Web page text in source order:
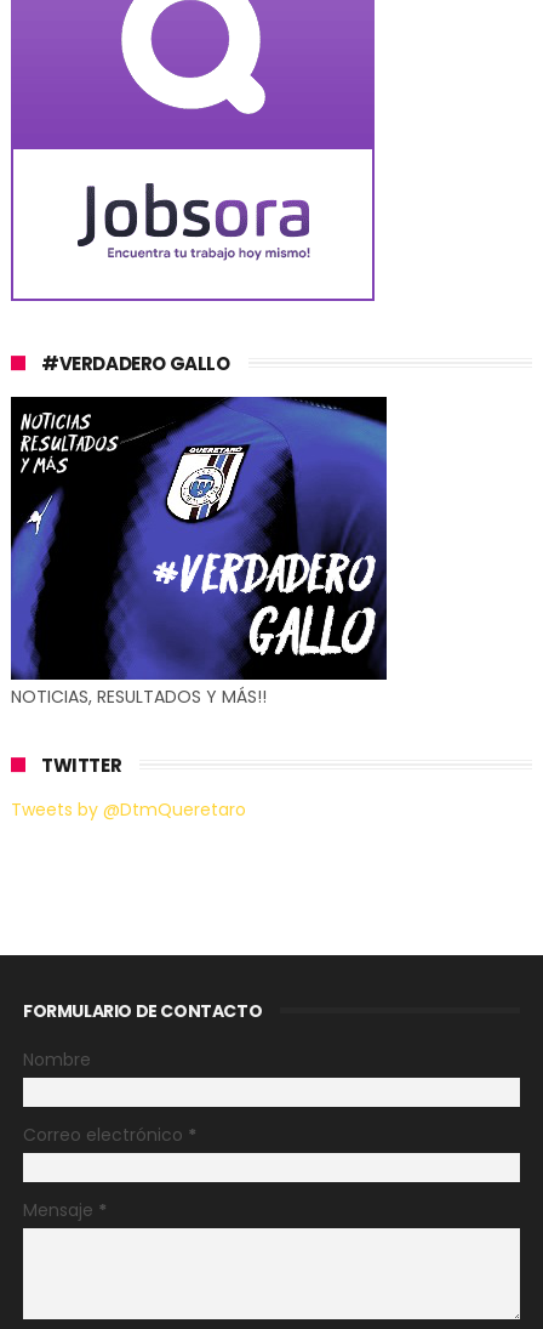
#VERDADERO GALLO
NOTICIAS, RESULTADOS Y MÁS!!
TWITTER
Tweets by @DtmQueretaro
FORMULARIO DE CONTACTO
Nombre
Correo electrónico *
Mensaje *